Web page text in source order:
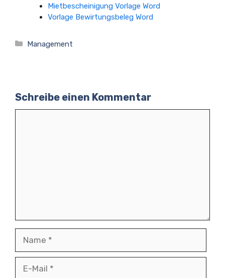
Mietbescheinigung Vorlage Word
Vorlage Bewirtungsbeleg Word
Kategorien
Management
Schreibe einen Kommentar
Mail